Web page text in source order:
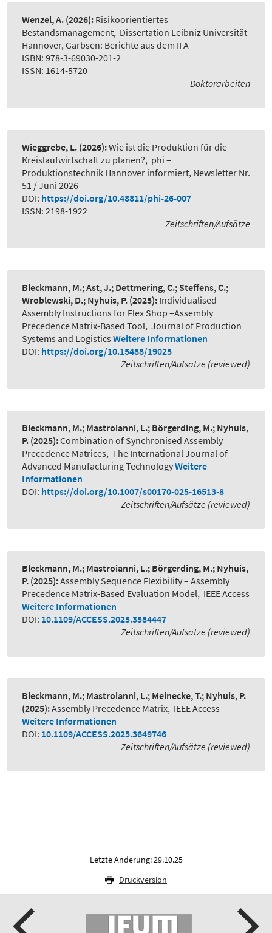
Wenzel, A. (2026): Risikoorientiertes
Bestandsmanagement, Dissertation Leibniz Universität
Hannover, Garbsen: Berichte aus dem IFA
ISBN: 978-3-69030-201-2
ISSN: 1614-5720
Doktorarbeiten
Wieggrebe, L. (2026):Wie ist die Produktion für die
Kreislaufwirtschaft zu planen?, phi –
Produktionstechnik Hannover informiert, Newsletter Nr.
51 / Juni 2026
DOI: https://doi.org/10.48811/phi-26-007
ISSN: 2198-1922
Zeitschriften/Aufsätze
Bleckmann, M.; Ast, J.; Dettmering, C.; Steffens, C.;
Wroblewski, D.; Nyhuis, P. (2025): Individualised
Assembly Instructions for Flex Shop –Assembly
Precedence Matrix-Based Tool, Journal of Production
Systems and Logistics Weitere Informationen
DOI: https://doi.org/10.15488/19025
Zeitschriften/Aufsätze (reviewed)
Bleckmann, M.; Mastroianni, L.; Börgerding, M.; Nyhuis,
P. (2025):Combination of Synchronised Assembly
Precedence Matrices, The International Journal of
Advanced Manufacturing TechnologyWeitere
Informationen
DOI: https://doi.org/10.1007/s00170-025-16513-8
Zeitschriften/Aufsätze (reviewed)
Bleckmann, M.; Mastroianni, L.; Börgerding, M.; Nyhuis,
P. (2025):Assembly Sequence Flexibility – Assembly
Precedence Matrix-Based Evaluation Model, IEEE Access
Weitere Informationen
DOI: 10.1109/ACCESS.2025.3584447
Zeitschriften/Aufsätze (reviewed)
Bleckmann, M.; Mastroianni, L.; Meinecke, T.; Nyhuis, P.
(2025):Assembly Precedence Matrix, IEEE Access
Weitere Informationen
DOI: 10.1109/ACCESS.2025.3649746
Zeitschriften/Aufsätze (reviewed)
Letzte Änderung: 29.10.25
Druckversion